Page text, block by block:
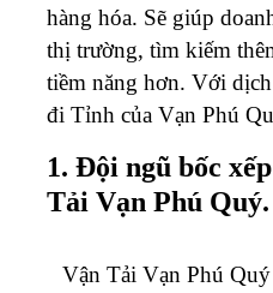
hàng hóa. Sẽ giúp
thị trường, tìm kiếm
tiềm năng hơn. Với
đi Tỉnh của Vạn Phú
1. Đội ngũ bốc
Tải Vạn Phú Quý.
Vận Tải Vạn Phú